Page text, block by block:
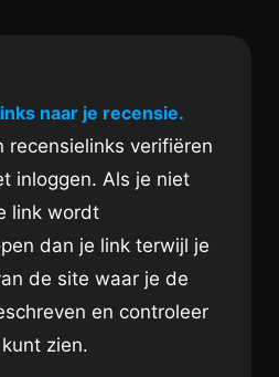
naar je recensie.
recensielinks verifiëren
inloggen. Als je niet
link wordt
dan je link terwijl je
de site waar je de
en controleer
zien.